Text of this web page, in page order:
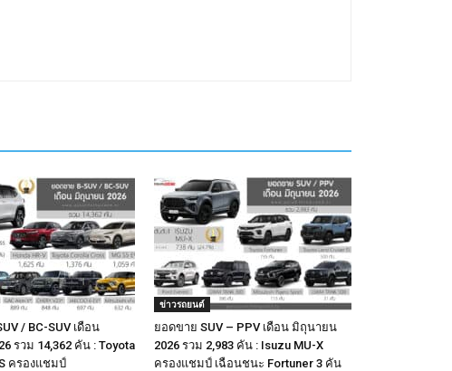
/ BC-SUV เดือน
รวม 14,362 คัน : Toyota
ครองแชมป์
ข่าวรถยนต์
ยอดขาย SUV – PPV เดือน มิถุนายน
2026 รวม 2,983 คัน : Isuzu MU-X
ครองแชมป์ เฉือนชนะ Fortuner 3 คัน